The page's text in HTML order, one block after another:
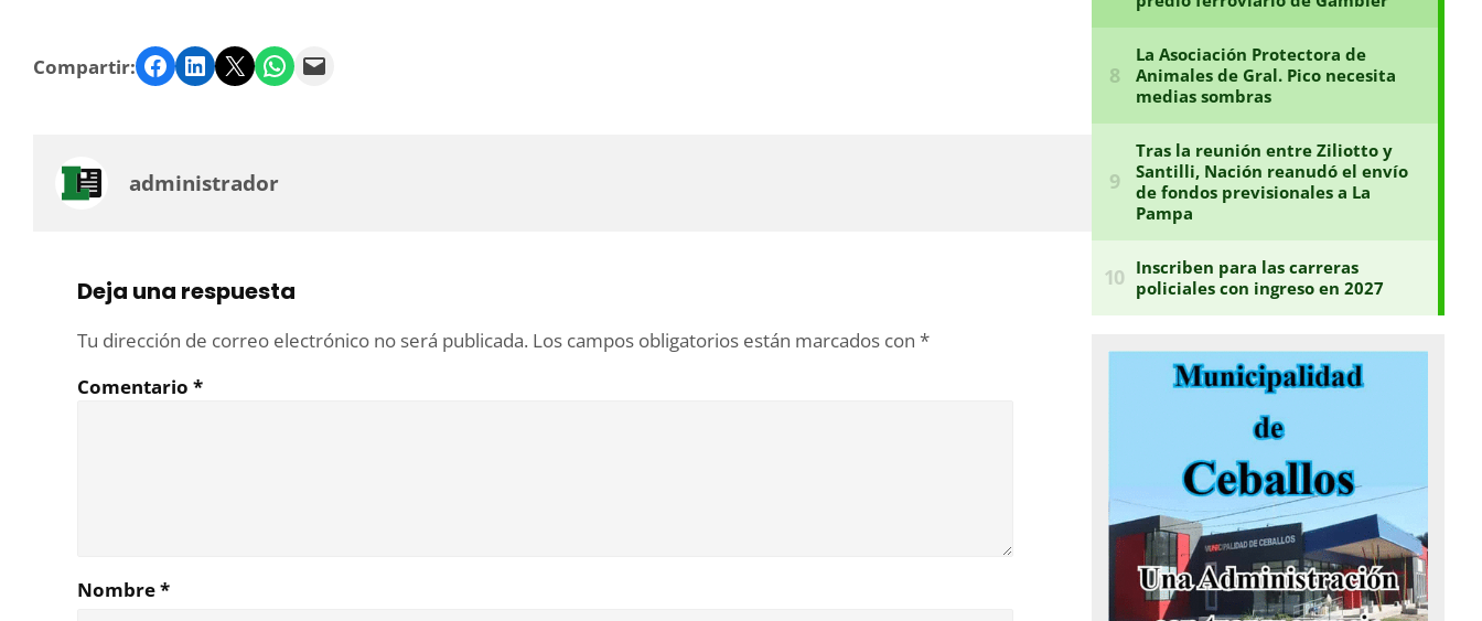
Compartir: Facebook LinkedIn Twitter WhatsApp Email
administrador
Deja una respuesta
Tu dirección de correo electrónico no será publicada. Los campos obligatorios están marcados con *
Comentario *
Nombre*